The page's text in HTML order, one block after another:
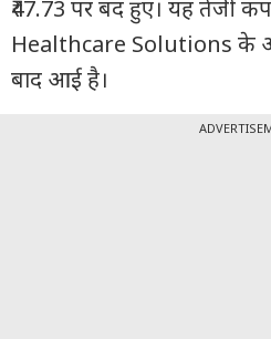
ट्रेंडिंग
बिजनेस
₹47.73 पर बंद हुए। यह तेजी
Healthcare Solutions के
बाद आई है।